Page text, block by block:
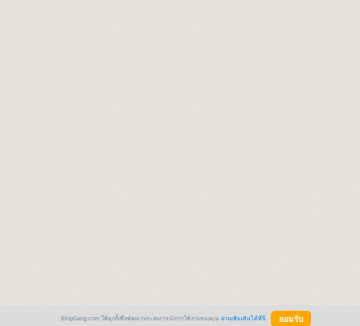
BlogGang.com ใช้คุกกี้เพื่อพัฒนาประสบการณ์การใช้งานของคุณ อ่านเพิ่มเติมได้ที่นี่